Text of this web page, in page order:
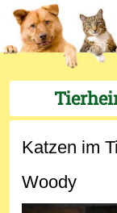
Katzen im
Woody